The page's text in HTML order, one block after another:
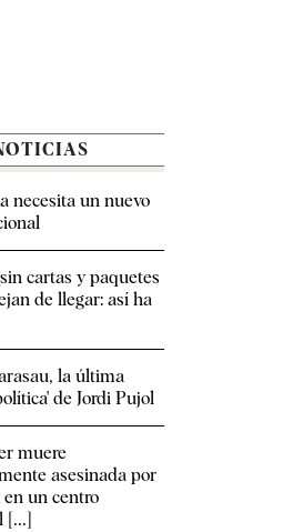
necesita un nuevo
cartas y paquetes
de llegar: así ha
la última
de Jordi Pujol
muere
asesinada por
en un centro